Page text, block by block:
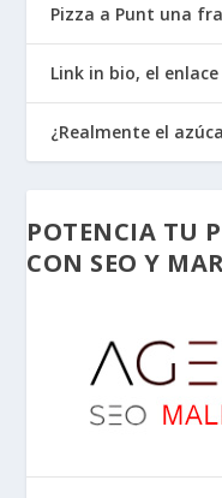
Pizza a Punt una
Link in bio, el
¿Realmente el
POTENCIA TU
CON SEO Y